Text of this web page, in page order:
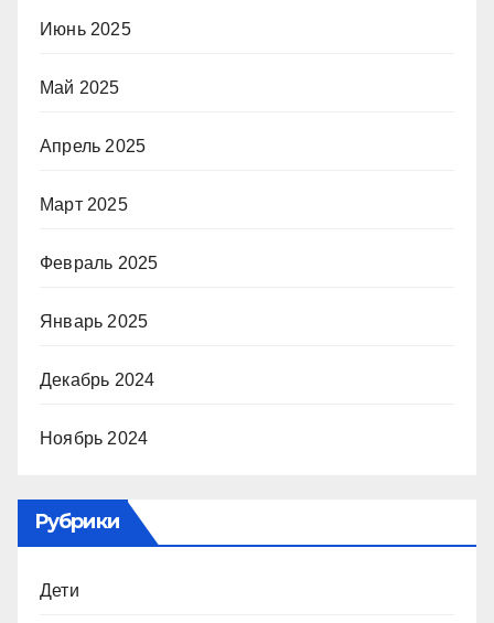
Июнь 2025
Май 2025
Апрель 2025
Март 2025
Февраль 2025
Январь 2025
Декабрь 2024
Ноябрь 2024
Рубрики
Дети